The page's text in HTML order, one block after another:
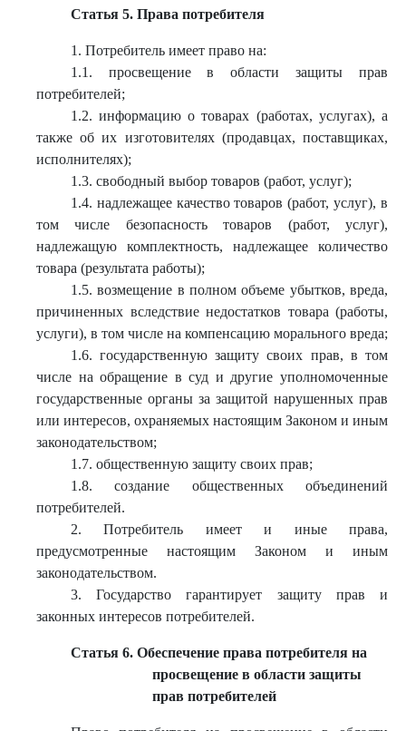
Статья 5. Права потребителя
1. Потребитель имеет право на:
1.1. просвещение в области защиты прав
потребителей;
1.2. информацию о товарах (работах, услугах), а
также об их изготовителях (продавцах, поставщиках,
исполнителях);
1.3. свободный выбор товаров (работ, услуг);
1.4. надлежащее качество товаров (работ, услуг), в
том числе безопасность товаров (работ, услуг),
надлежащую комплектность, надлежащее количество
товара (результата работы);
1.5. возмещение в полном объеме убытков, вреда,
причиненных вследствие недостатков товара (работы,
услуги), в том числе на компенсацию морального вреда;
1.6. государственную защиту своих прав, в том
числе на обращение в суд и другие уполномоченные
государственные органы за защитой нарушенных прав
или интересов, охраняемых настоящим Законом и иным
законодательством;
1.7. общественную защиту своих прав;
1.8. создание общественных объединений
потребителей.
2. Потребитель имеет и иные права,
предусмотренные настоящим Законом и иным
законодательством.
3. Государство гарантирует защиту прав и
законных интересов потребителей.
Статья 6. Обеспечение права потребителя на
просвещение в области защиты
прав потребителей